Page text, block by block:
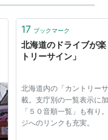
17 ブックマーク
北海道のドライブが
トリーサイン」
北海道内の「カントリー
載。支庁別の一覧表示に
「５０音順一覧」も有り
ジへのリンクも充実。